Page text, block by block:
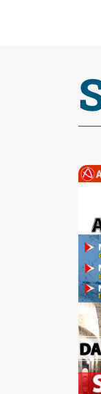
Fano